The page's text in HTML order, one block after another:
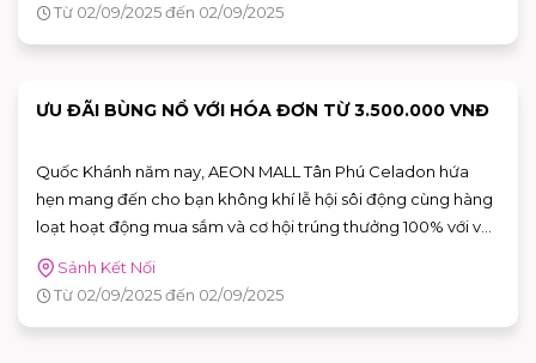
Từ 02/09/2025 đến 02/09/2025
ƯU ĐÃI BÙNG NỔ VỚI HÓA ĐƠN TỪ 3.500.000 VNĐ
Quốc Khánh năm nay, AEON MALL Tân Phú Celadon hứa
hẹn mang đến cho bạn không khí lễ hội sôi động cùng hàng
loạt hoạt động mua sắm và cơ hội trúng thưởng 100% với vô
vàn quà tặng siêu hấp dẫn đang chờ được trao tận tay. Sẵn
sàng cùng bạn quẩy hết mình và mang về thật nhiều bất ngờ
trong mùa lễ này!
Sảnh Kết Nối
Từ 02/09/2025 đến 02/09/2025